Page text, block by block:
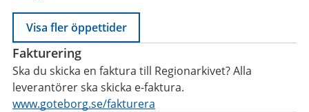
Visa fler öppettider
Fakturering
Ska du skicka en faktura till Regionarkivet? Alla
leverantörer ska skicka e-faktura.
www.goteborg.se/fakturera